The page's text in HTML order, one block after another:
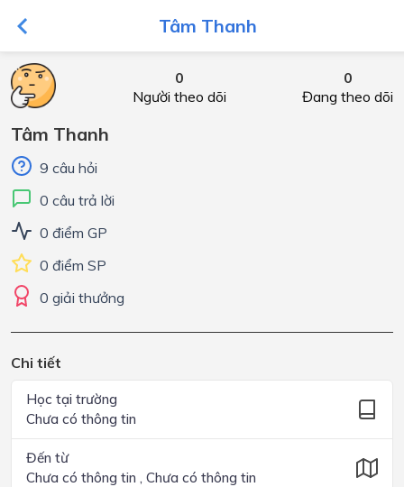
Tâm Thanh
0
Người theo dõi
0
Đang theo dõi
Tâm Thanh
9 câu hỏi
0 câu trả lời
0 điểm GP
0 điểm SP
0 giải thưởng
Chi tiết
Học tại trường
Chưa có thông tin
Đến từ
Chưa có thông tin , Chưa có thông tin